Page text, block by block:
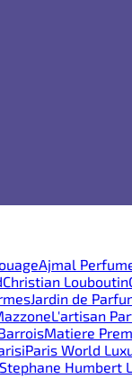
Ajmal
Christian Louboutin
Jardin de
L'artisan
Matiere
Paris World
Stephane Humbert